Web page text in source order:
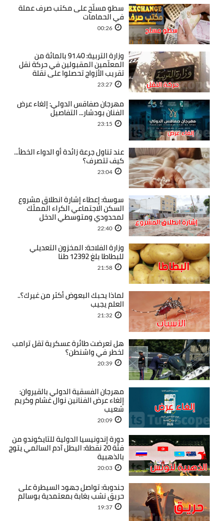
سطو مسلّح على مكتب صرف عملة
في الحمامات
00:26
وزارة التربية: 91.40 بالمائة من
المعلّمين المقبولين في حركة نقل
تقريب الأزواج تحصلوا على نقلة
23:27
مهرجان صفاقس الدولي: إلغاء عرض
الفنان بودشار... التفاصيل
23:15
عند تناول جرعة زائدة أو الدواء الخطأ...
كيف تتصرف؟
23:04
سوسة: إعطاء إشارة انطلاق مشروع
السكن الاجتماعي الكراء المملّك
لمحدودي ومتوسطي الدخل
22:40
وزارة الفلاحة: المخزون التعديلي
للبطاطا بلغ 12392 طنا
21:58
لماذا يحبك البعوض أكثر من غيرك؟..
العلم يجيب
21:32
هل تعرضت طائرة عسكرية تقل ترامب
لخطر في واشنطن؟
20:39
مهرجان الفسقية الدولي بالقيروان:
إلغاء عرض الفنانين نوال غشام وكريم
شعيب
20:09
دورة إندونيسيا الدولية للتايكوندو من
فئة 20 نقطة: البطل آدم السالمي يتوج
بالذهبية
20:03
جندوبة: تواصل جهود السيطرة على
حريق نشب بغابة بمعتمدية بوسالم
19:37